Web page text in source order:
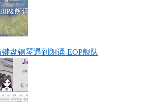
键盘钢琴遇到朗诵-EOP舰队